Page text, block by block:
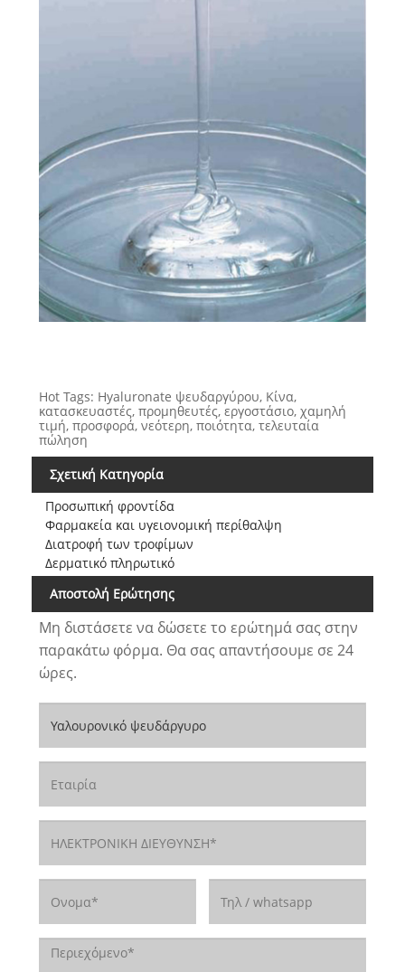
Hot Tags: Hyaluronate ψευδαργύρου, Κίνα,
κατασκευαστές, προμηθευτές, εργοστάσιο, χαμηλή
τιμή, προσφορά, νεότερη, ποιότητα, τελευταία
πώληση
Σχετική Κατηγορία
Προσωπική φροντίδα
Φαρμακεία και υγειονομική περίθαλψη
Διατροφή των τροφίμων
Δερματικό πληρωτικό
Αποστολή Ερώτησης
Μη διστάσετε να δώσετε το ερώτημά σας στην
παρακάτω φόρμα. Θα σας απαντήσουμε σε 24
ώρες.